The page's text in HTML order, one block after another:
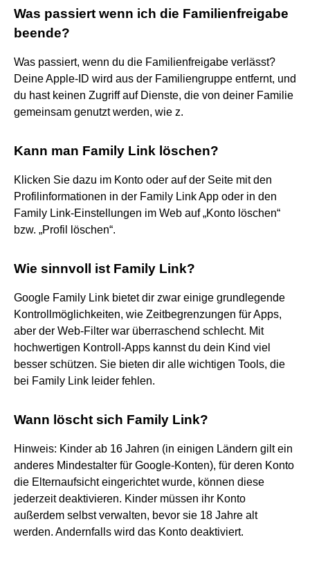
Was passiert wenn ich die Familienfreigabe
beende?
Was passiert, wenn du die Familienfreigabe verlässt?
Deine Apple-ID wird aus der Familiengruppe entfernt, und
du hast keinen Zugriff auf Dienste, die von deiner Familie
gemeinsam genutzt werden, wie z.
Kann man Family Link löschen?
Klicken Sie dazu im Konto oder auf der Seite mit den
Profilinformationen in der Family Link App oder in den
Family Link-Einstellungen im Web auf „Konto löschen“
bzw. „Profil löschen“.
Wie sinnvoll ist Family Link?
Google Family Link bietet dir zwar einige grundlegende
Kontrollmöglichkeiten, wie Zeitbegrenzungen für Apps,
aber der Web-Filter war überraschend schlecht. Mit
hochwertigen Kontroll-Apps kannst du dein Kind viel
besser schützen. Sie bieten dir alle wichtigen Tools, die
bei Family Link leider fehlen.
Wann löscht sich Family Link?
​Hinweis: Kinder ab 16 Jahren (in einigen Ländern gilt ein
anderes Mindestalter für Google-Konten), für deren Konto
die Elternaufsicht eingerichtet wurde, können diese
jederzeit deaktivieren. Kinder müssen ihr Konto
außerdem selbst verwalten, bevor sie 18 Jahre alt
werden. Andernfalls wird das Konto deaktiviert.